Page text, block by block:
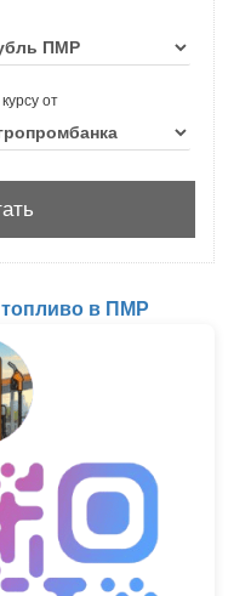
от
топливо в ПМР